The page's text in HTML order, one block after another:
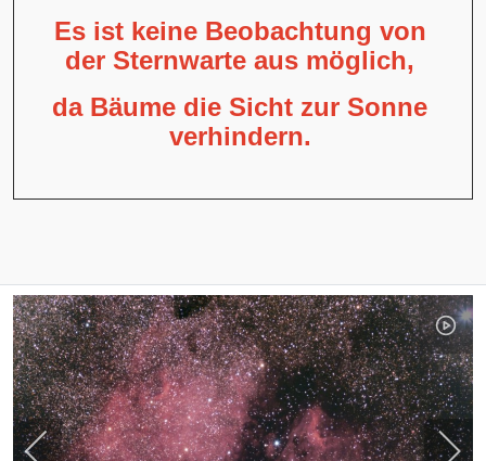
Es ist keine Beobachtung von
der Sternwarte aus möglich,
da Bäume die Sicht zur Sonne
verhindern.